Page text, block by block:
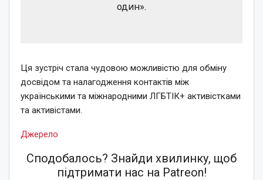
один».
Ця зустріч стала чудовою можливістю для обміну
досвідом та налагодження контактів між
українськими та міжнародними ЛГБТІК+ активістками
та активістами.
Джерело
Сподобалось? Знайди хвилинку, щоб
підтримати нас на Patreon!